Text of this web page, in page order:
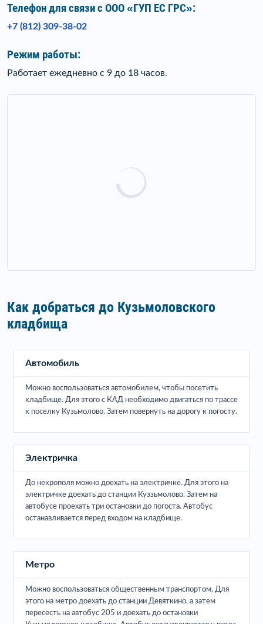
Телефон для связи c ООО «ГУП ЕС ГРС»:
+7 (812) 309-38-02
Режим работы:
Работает ежедневно с 9 до 18 часов.
Как добраться до Кузьмоловского
кладбища
Автомобиль
Можно воспользоваться автомобилем, чтобы посетить
кладбище. Для этого с КАД необходимо двигаться по трассе
к поселку Кузьмолово. Затем повернуть на дорогу к погосту.
Электричка
До некрополя можно доехать на электричке. Для этого на
электричке доехать до станции Куззьмолово. Затем на
автобусе проехать три остановки до погоста. Автобус
останавливается перед входом на кладбище.
Метро
Можно воспользоваться общественным транспортом. Для
этого на метро доехать до станции Девяткино, а затем
пересесть на автобус 205 и доехать до остановки